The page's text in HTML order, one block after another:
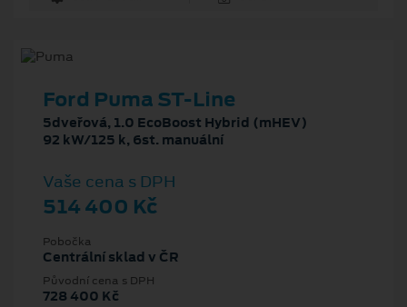
Ford Puma ST-Line
5dveřová, 1.0 EcoBoost Hybrid (mHEV)
92 kW/125 k, 6st. manuální
Vaše cena s DPH
514 400 Kč
Pobočka
Centrální sklad v ČR
Původní cena s DPH
728 400 Kč